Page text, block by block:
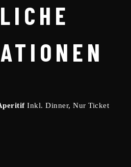
Inkl. Dinner, Nur Ticket